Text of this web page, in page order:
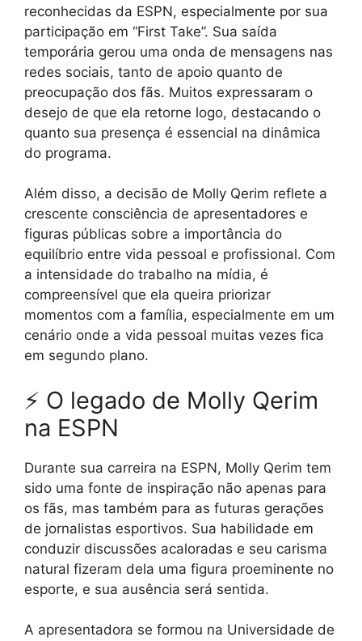
reconhecidas da ESPN, especialmente por sua
participação em “First Take”. Sua saída
temporária gerou uma onda de mensagens nas
redes sociais, tanto de apoio quanto de
preocupação dos fãs. Muitos expressaram o
desejo de que ela retorne logo, destacando o
quanto sua presença é essencial na dinâmica
do programa.
Além disso, a decisão de Molly Qerim reflete a
crescente consciência de apresentadores e
figuras públicas sobre a importância do
equilíbrio entre vida pessoal e profissional. Com
a intensidade do trabalho na mídia, é
compreensível que ela queira priorizar
momentos com a família, especialmente em um
cenário onde a vida pessoal muitas vezes fica
em segundo plano.
⚡ O legado de Molly Qerim
na ESPN
Durante sua carreira na ESPN, Molly Qerim tem
sido uma fonte de inspiração não apenas para
os fãs, mas também para as futuras gerações
de jornalistas esportivos. Sua habilidade em
conduzir discussões acaloradas e seu carisma
natural fizeram dela uma figura proeminente no
esporte, e sua ausência será sentida.
A apresentadora se formou na Universidade de